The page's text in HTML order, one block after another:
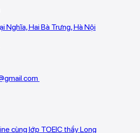
Nghĩa, Hai Bà Trưng, Hà Nội
cùng lớp TOEIC thầy Long